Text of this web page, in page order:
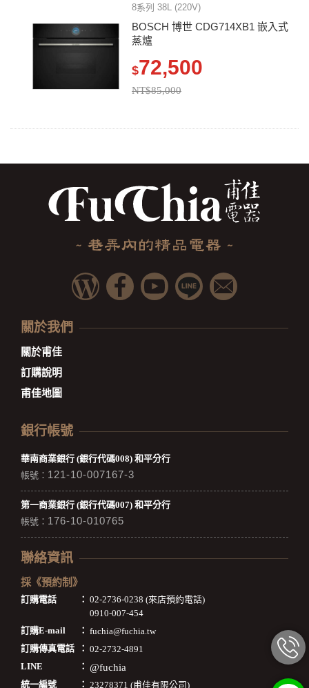
8系列 38L (220V)
BOSCH 博世 CDG714XB1 嵌入式
蒸爐
$72,500
NT$85,000
關於我們
關於甫佳
訂購說明
甫佳地圖
銀行帳號
華南商業銀行 (銀行代碼008) 和平分行
帳號： 121-10-007167-3
第一商業銀行 (銀行代碼007) 和平分行
帳號： 176-10-010765
聯絡資訊
採《預約制》
訂購電話 ： 02-2736-0238 (來店預約電話)
0910-007-454
訂購E-mail
： fuchia@fuchia.tw
訂購傳真電話
： 02-2732-4891
LINE
： @fuchia
統一編號 ： 23278371 (甫佳有限公司)